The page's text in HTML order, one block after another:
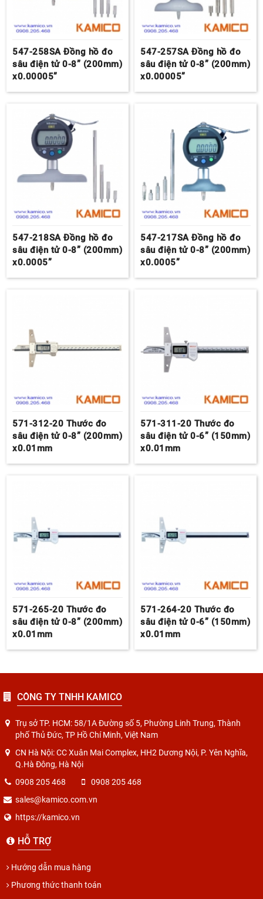
547-258SA Đồng hồ đo
sâu điện tử 0-8” (200mm)
x0.00005”
547-257SA Đồng hồ đo
sâu điện tử 0-8” (200mm)
x0.00005”
547-218SA Đồng hồ đo
sâu điện tử 0-8” (200mm)
x0.0005”
547-217SA Đồng hồ đo
sâu điện tử 0-8” (200mm)
x0.0005”
571-312-20 Thước đo
sâu điện tử 0-8” (200mm)
x0.01mm
571-311-20 Thước đo
sâu điện tử 0-6” (150mm)
x0.01mm
571-265-20 Thước đo
sâu điện tử 0-8” (200mm)
x0.01mm
571-264-20 Thước đo
sâu điện tử 0-6” (150mm)
x0.01mm
CÔNG TY TNHH KAMICO
Trụ sở TP. HCM: 58/1A Đường số 5, Phường Linh Trung, Thành
phố Thủ Đức, TP Hồ Chí Minh, Việt Nam
CN Hà Nội: CC Xuân Mai Complex, HH2 Dương Nội, P. Yên Nghĩa,
Q.Hà Đông, Hà Nội
0908 205 468
0908 205 468
sales@kamico.com.vn
https://kamico.vn
HỖ TRỢ
Hướng dẫn mua hàng
Phương thức thanh toán